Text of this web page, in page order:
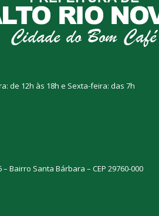
de 12h às 18h e Sexta-feira: das 7h
Bairro Santa Bárbara – CEP 29760-000